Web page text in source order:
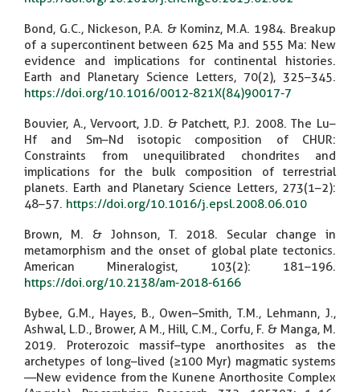
Bond, G.C., Nickeson, P.A. & Kominz, M.A. 1984. Breakup
of a supercontinent between 625 Ma and 555 Ma: New
evidence and implications for continental histories.
Earth and Planetary Science Letters, 70(2), 325–345.
https://doi.org/10.1016/0012-821X(84)90017-7
Bouvier, A., Vervoort, J.D. & Patchett, P.J. 2008. The Lu–
Hf and Sm–Nd isotopic composition of CHUR:
Constraints from unequilibrated chondrites and
implications for the bulk composition of terrestrial
planets. Earth and Planetary Science Letters, 273(1–2):
48–57. https://doi.org/10.1016/j.epsl.2008.06.010
Brown, M. & Johnson, T. 2018. Secular change in
metamorphism and the onset of global plate tectonics.
American Mineralogist, 103(2): 181–196.
https://doi.org/10.2138/am-2018-6166
Bybee, G.M., Hayes, B., Owen–Smith, T.M., Lehmann, J.,
Ashwal, L.D., Brower, A M., Hill, C.M., Corfu, F. & Manga, M.
2019. Proterozoic massif–type anorthosites as the
archetypes of long–lived (≥100 Myr) magmatic systems
—New evidence from the Kunene Anorthosite Complex